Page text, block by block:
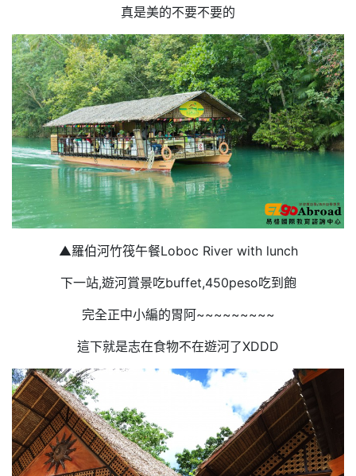
真是美的不要不要的​
▲羅伯河竹筏午餐Loboc River with lunch
下一站,遊河賞景吃buffet,450peso吃到飽
完全正中小編的胃阿~~~~~~~~~
這下就是志在食物不在遊河了XDDD